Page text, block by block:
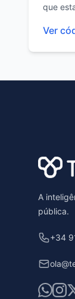
que
Ver
A
pública.
+34
X